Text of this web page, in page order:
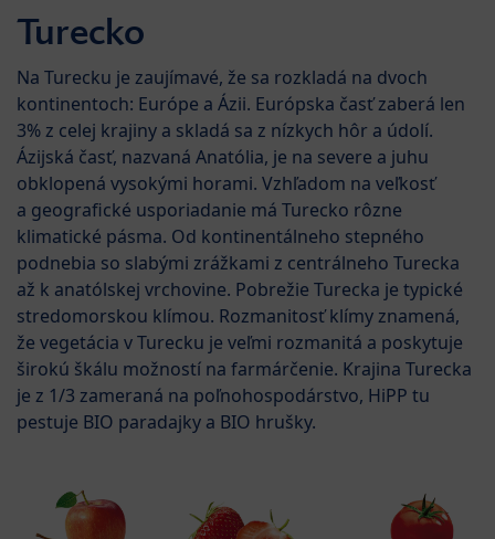
Turecko
Na Turecku je zaujímavé, že sa rozkladá na dvoch
kontinentoch: Európe a Ázii. Európska časť zaberá len
3% z celej krajiny a skladá sa z nízkych hôr a údolí.
Ázijská časť, nazvaná Anatólia, je na severe a juhu
obklopená vysokými horami. Vzhľadom na veľkosť
a geografické usporiadanie má Turecko rôzne
klimatické pásma. Od kontinentálneho stepného
podnebia so slabými zrážkami z centrálneho Turecka
až k anatólskej vrchovine. Pobrežie Turecka je typické
stredomorskou klímou. Rozmanitosť klímy znamená,
že vegetácia v Turecku je veľmi rozmanitá a poskytuje
širokú škálu možností na farmárčenie. Krajina Turecka
je z 1/3 zameraná na poľnohospodárstvo, HiPP tu
pestuje BIO paradajky a BIO hrušky.